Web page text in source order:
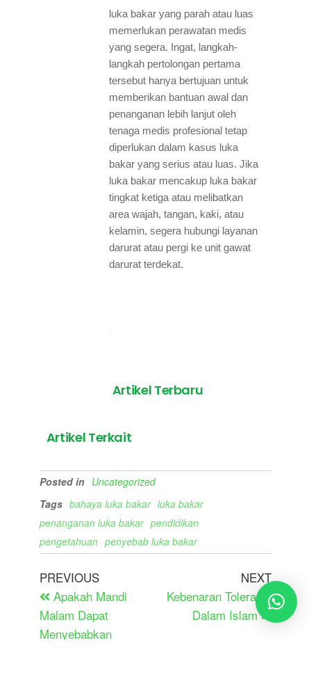
luka bakar yang parah atau luas
memerlukan perawatan medis
yang segera. Ingat, langkah-
langkah pertolongan pertama
tersebut hanya bertujuan untuk
memberikan bantuan awal dan
penanganan lebih lanjut oleh
tenaga medis profesional tetap
diperlukan dalam kasus luka
bakar yang serius atau luas. Jika
luka bakar mencakup luka bakar
tingkat ketiga atau melibatkan
area wajah, tangan, kaki, atau
kelamin, segera hubungi layanan
darurat atau pergi ke unit gawat
darurat terdekat.
Artikel Terbaru
Artikel Terkait
Posted in Uncategorized
Tags bahaya luka bakar luka bakar
penanganan luka bakar pendidikan
pengetahuan penyebab luka bakar
PREVIOUS
Apakah Mandi
Malam Dapat
Menyebabkan
NEXT
Kebenaran Toleransi
Dalam Islam